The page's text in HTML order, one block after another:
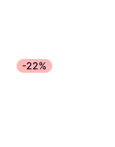
-22%